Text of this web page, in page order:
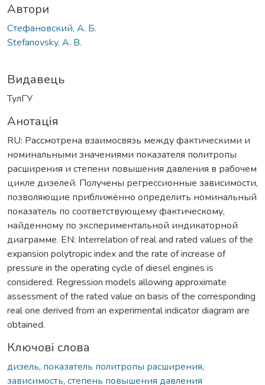
Автори
Стефановский, А. Б.
Stefanovsky, A. B.
Видавець
ТулГУ
Анотація
RU: Рассмотрена взаимосвязь между фактическими и
номинальными значениями показателя политропы
расширения и степени повышения давления в рабочем
цикле дизелей. Получены регрессионные зависимости,
позволяющие приближённо определить номинальный
показатель по соответствующему фактическому,
найденному по экспериментальной индикаторной
диаграмме. EN: Interrelation of real and rated values of the
expansion polytropic index and the rate of increase of
pressure in the operating cycle of diesel engines is
considered. Regression models allowing approximate
assessment of the rated value on basis of the corresponding
real one derived from an experimental indicator diagram are
obtained.
Ключові слова
дизель, показатель политропы расширения,
зависимость, степень повышения давления